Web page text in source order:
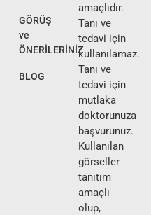
GÖRÜŞ
ve
ÖNERİLERİNİZ
BLOG
amaçlıdır.
Tanı ve
tedavi için
kullanılamaz.
Tanı ve
tedavi için
mutlaka
doktorunuza
başvurunuz.
Kullanılan
görseller
tanıtım
amaçlı
olup,